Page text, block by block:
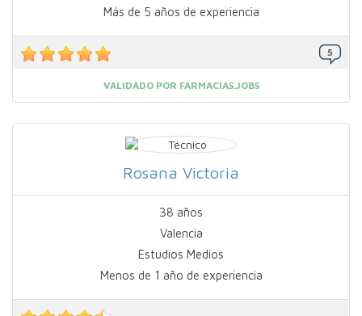
Más de 5 años de experiencia
VALIDADO POR FARMACIAS.JOBS
Rosana Victoria
38 años
Valencia
Estudios Medios
Menos de 1 año de experiencia